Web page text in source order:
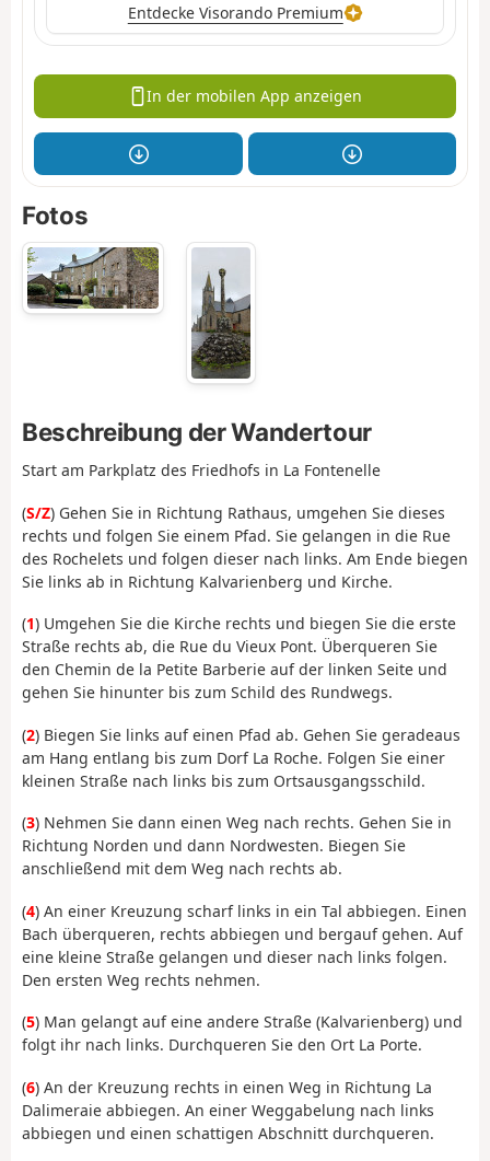
Entdecke Visorando Premium
In der mobilen App anzeigen
Fotos
Beschreibung der Wandertour
Start am Parkplatz des Friedhofs in La Fontenelle
(S/Z) Gehen Sie in Richtung Rathaus, umgehen Sie dieses
rechts und folgen Sie einem Pfad. Sie gelangen in die Rue
des Rochelets und folgen dieser nach links. Am Ende biegen
Sie links ab in Richtung Kalvarienberg und Kirche.
(1) Umgehen Sie die Kirche rechts und biegen Sie die erste
Straße rechts ab, die Rue du Vieux Pont. Überqueren Sie
den Chemin de la Petite Barberie auf der linken Seite und
gehen Sie hinunter bis zum Schild des Rundwegs.
(2) Biegen Sie links auf einen Pfad ab. Gehen Sie geradeaus
am Hang entlang bis zum Dorf La Roche. Folgen Sie einer
kleinen Straße nach links bis zum Ortsausgangsschild.
(3) Nehmen Sie dann einen Weg nach rechts. Gehen Sie in
Richtung Norden und dann Nordwesten. Biegen Sie
anschließend mit dem Weg nach rechts ab.
(4) An einer Kreuzung scharf links in ein Tal abbiegen. Einen
Bach überqueren, rechts abbiegen und bergauf gehen. Auf
eine kleine Straße gelangen und dieser nach links folgen.
Den ersten Weg rechts nehmen.
(5) Man gelangt auf eine andere Straße (Kalvarienberg) und
folgt ihr nach links. Durchqueren Sie den Ort La Porte.
(6) An der Kreuzung rechts in einen Weg in Richtung La
Dalimeraie abbiegen. An einer Weggabelung nach links
abbiegen und einen schattigen Abschnitt durchqueren.